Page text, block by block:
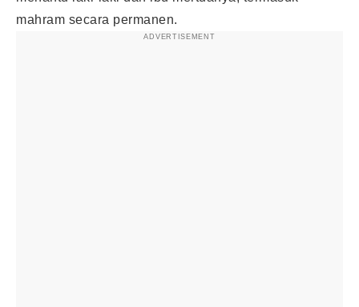
mahram secara permanen.
ADVERTISEMENT